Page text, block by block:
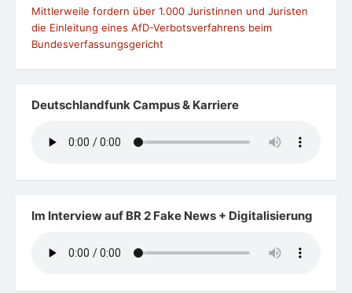
Mittlerweile fordern über 1.000 Juristinnen und Juristen
die Einleitung eines AfD-Verbotsverfahrens beim
Bundesverfassungsgericht
Deutschlandfunk Campus & Karriere
Im Interview auf BR 2 Fake News + Digitalisierung